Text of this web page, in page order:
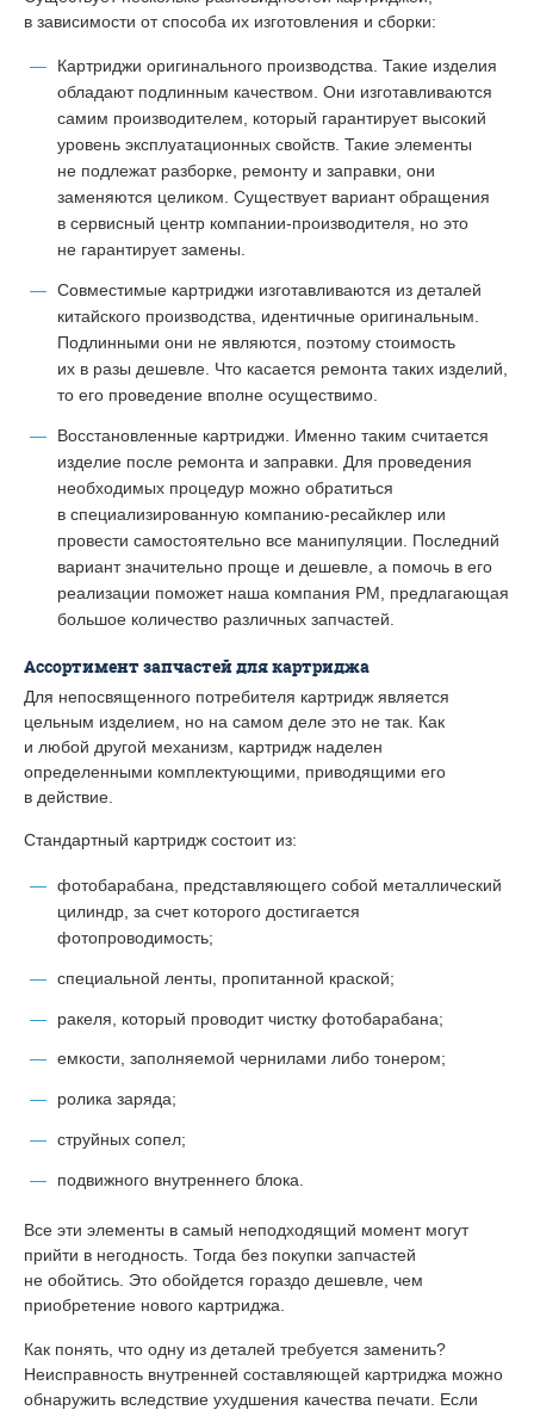
в зависимости от способа их изготовления и сборки:
Картриджи оригинального производства. Такие изделия
обладают подлинным качеством. Они изготавливаются
самим производителем, который гарантирует высокий
уровень эксплуатационных свойств. Такие элементы
не подлежат разборке, ремонту и заправки, они
заменяются целиком. Существует вариант обращения
в сервисный центр компании-производителя, но это
не гарантирует замены.
Совместимые картриджи изготавливаются из деталей
китайского производства, идентичные оригинальным.
Подлинными они не являются, поэтому стоимость
их в разы дешевле. Что касается ремонта таких изделий,
то его проведение вполне осуществимо.
Восстановленные картриджи. Именно таким считается
изделие после ремонта и заправки. Для проведения
необходимых процедур можно обратиться
в специализированную компанию-ресайклер или
провести самостоятельно все манипуляции. Последний
вариант значительно проще и дешевле, а помочь в его
реализации поможет наша компания РМ, предлагающая
большое количество различных запчастей.
Ассортимент запчастей для картриджа
Для непосвященного потребителя картридж является
цельным изделием, но на самом деле это не так. Как
и любой другой механизм, картридж наделен
определенными комплектующими, приводящими его
в действие.
Стандартный картридж состоит из:
фотобарабана, представляющего собой металлический
цилиндр, за счет которого достигается
фотопроводимость;
специальной ленты, пропитанной краской;
ракеля, который проводит чистку фотобарабана;
емкости, заполняемой чернилами либо тонером;
ролика заряда;
струйных сопел;
подвижного внутреннего блока.
Все эти элементы в самый неподходящий момент могут
прийти в негодность. Тогда без покупки запчастей
не обойтись. Это обойдется гораздо дешевле, чем
приобретение нового картриджа.
Как понять, что одну из деталей требуется заменить?
Неисправность внутренней составляющей картриджа можно
обнаружить вследствие ухудшения качества печати. Если